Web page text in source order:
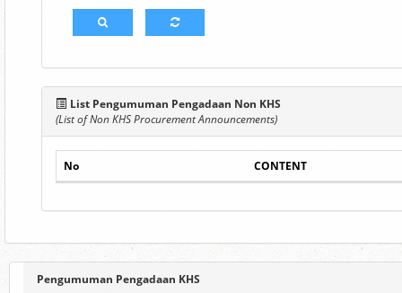
List Pengumuman Pengadaan Non KHS
(List of Non KHS Procurement Announcements)
No CONTENT
Pengumuman Pengadaan KHS